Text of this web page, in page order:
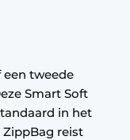
tweede
Smart Soft
in het
reist